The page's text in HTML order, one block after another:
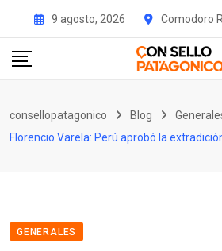
content
9 agosto, 2026 Comodoro
consellopatagonico Blog
Florencio Varela: Perú aprobó la
GENERALES